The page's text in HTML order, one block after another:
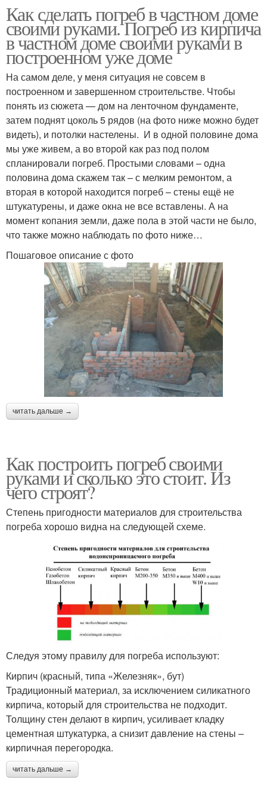
Как сделать погреб в частном доме
своими руками. Погреб из кирпича
в частном доме своими руками в
построенном уже доме
На самом деле, у меня ситуация не совсем в
построенном и завершенном строительстве. Чтобы
понять из сюжета — дом на ленточном фундаменте,
затем поднят цоколь 5 рядов (на фото ниже можно будет
видеть), и потолки настелены. И в одной половине дома
мы уже живем, а во второй как раз под полом
спланировали погреб. Простыми словами – одна
половина дома скажем так – с мелким ремонтом, а
вторая в которой находится погреб – стены ещё не
штукатурены, и даже окна не все вставлены. А на
момент копания земли, даже пола в этой части не было,
что также можно наблюдать по фото ниже…
Пошаговое описание с фото
читать дальше →
Как построить погреб своими
руками и сколько это стоит. Из
чего строят?
Степень пригодности материалов для строительства
погреба хорошо видна на следующей схеме.
Следуя этому правилу для погреба используют:
Кирпич (красный, типа «Железняк», бут)
Традиционный материал, за исключением силикатного
кирпича, который для строительства не подходит.
Толщину стен делают в кирпич, усиливает кладку
цементная штукатурка, а снизит давление на стены –
кирпичная перегородка.
читать дальше →